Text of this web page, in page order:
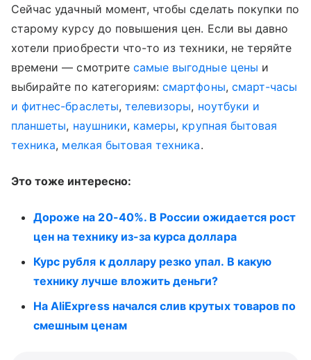
Сейчас удачный момент, чтобы сделать покупки по
старому курсу до повышения цен. Если вы давно
хотели приобрести что-то из техники, не теряйте
времени — смотрите самые выгодные цены и
выбирайте по категориям:смартфоны, смарт-часы
и фитнес-браслеты, телевизоры, ноутбуки и
планшеты, наушники, камеры, крупная бытовая
техника, мелкая бытовая техника.
Это тоже интересно:
Дороже на 20-40%. В России ожидается рост
цен на технику из-за курса доллара
Курс рубля к доллару резко упал. В какую
технику лучше вложить деньги?
На AliExpress начался слив крутых товаров по
смешным ценам